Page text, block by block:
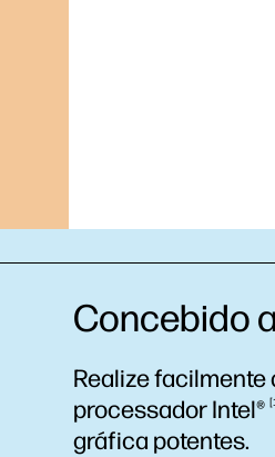
Concebido
Realize facilmente
processadorIntel®
gráfica potentes.